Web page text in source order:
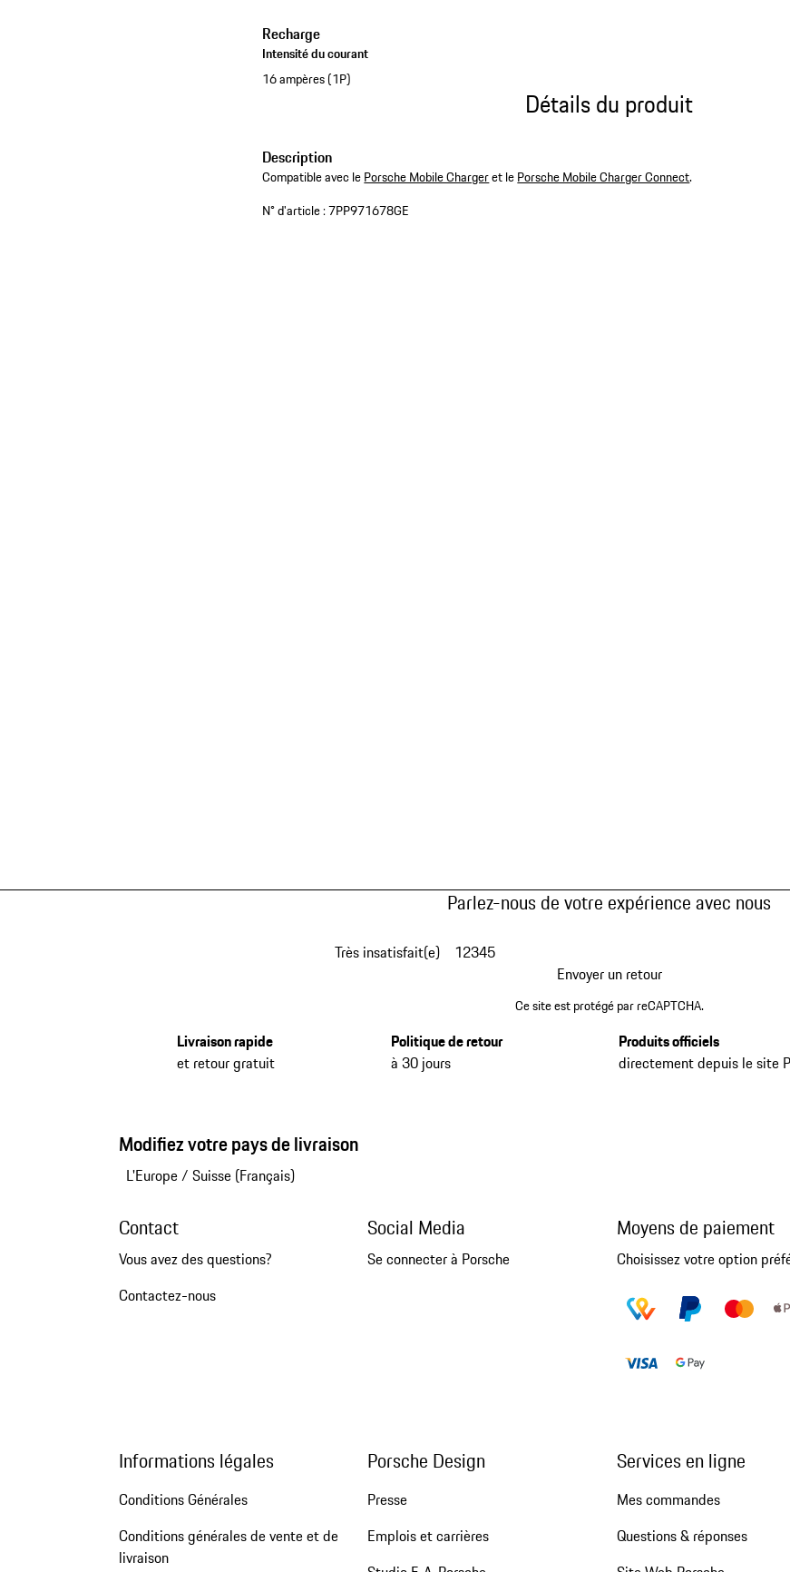
Recharge
Intensité du courant
16 ampères (1P)
Détails du produit
Description
Compatible avec lePorsche Mobile Chargeret lePorsche Mobile Charger Connect.
N° d'article :7PP971678GE
Parlez-nous de votre expérience avec nous
Très insatisfait(e) 12345
Envoyer un retour
Ce site est protégé par reCAPTCHA.
Livraison rapide
et retour gratuit
Politique de retour
à 30 jours
Produits officiels
directement depuis le site
Modifiez votre pays de livraison
L'Europe/ Suisse (Français)
Contact
Vous avez des questions?
Contactez-nous
Social Media
Se connecter à Porsche
Moyens de paiement
Choisissez votre option
Informations légales
Conditions Générales
Conditions générales de vente et de
livraison
Porsche Design
Presse
Emplois et carrières
Services en ligne
Mes commandes
Questions & réponses